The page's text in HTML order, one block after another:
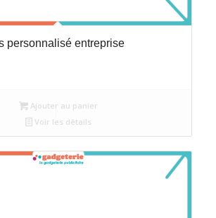
personnalisé entreprise
Ajouter au panier
Voir les détails